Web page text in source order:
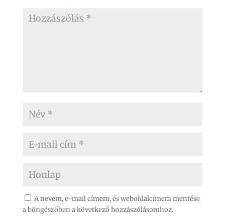
A nevem, e-mail címem, és weboldalcímem mentése
a böngészőben a következő hozzászólásomhoz.